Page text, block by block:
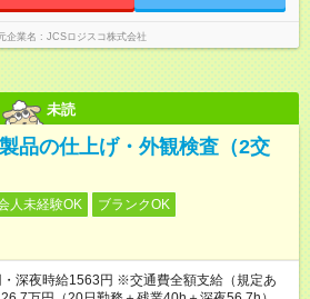
企業名 JCSロジスコ株式会社
未読
品の仕上げ・外観検査（2交
人未経験OK
ブランクOK
深夜時給1563円 ※交通費全額支給（規定あ